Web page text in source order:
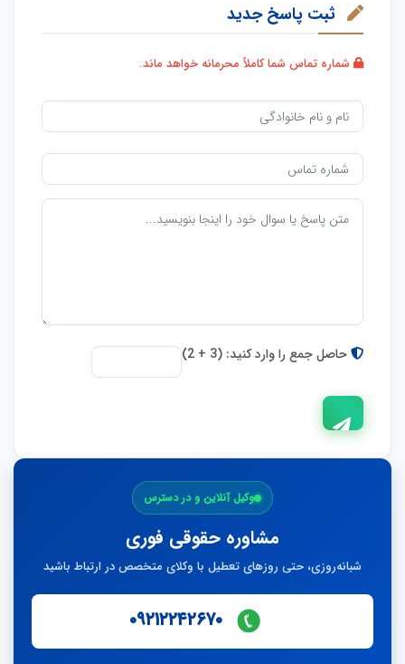
ثبت پاسخ جدید
شماره تماس شما کاملاً محرمانه خواهد ماند.
حاصل جمع را وارد کنید: (3 + 2)
وکیل آنلاین و در دسترس
مشاوره حقوقی فوری
شبانه‌روزی، حتی روزهای تعطیل با وکلای متخصص در ارتباط باشید
۰۹۲۱۲۲۴۲۶۷۰